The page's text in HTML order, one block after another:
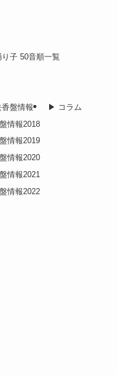
子 50音順一覧
盤情報
情報2018
情報2019
情報2020
情報2021
情報2022
▶︎ コラム